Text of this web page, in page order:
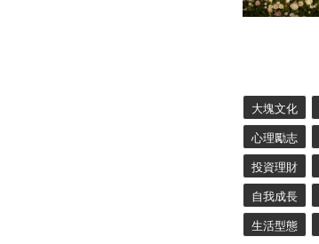
大塊文化
心理勵志
投資理財
自我成長
生活型態